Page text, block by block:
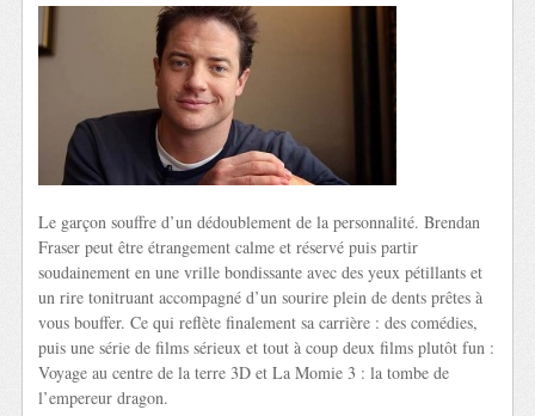
Le garçon souffre d’un dédoublement de la personnalité. Brendan
Fraser peut être étrangement calme et réservé puis partir
soudainement en une vrille bondissante avec des yeux pétillants et
un rire tonitruant accompagné d’un sourire plein de dents prêtes à
vous bouffer. Ce qui reflète finalement sa carrière : des comédies,
puis une série de films sérieux et tout à coup deux films plutôt fun :
Voyage au centre de la terre 3D et La Momie 3 : la tombe de
l’empereur dragon.